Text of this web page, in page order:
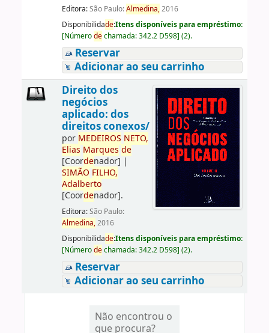
Editora:São Paulo:Almedina,2016
Disponibilidade:Itens disponíveis para empréstimo:
[Númerodechamada:342.2 D598] (2).
Reservar
Adicionar ao seu carrinho
Direito dos
negócios
aplicado: dos
direitos conexos/
por MEDEIROS NETO,
Elias Marques de
[Coordenador] |
SIMÃO FILHO,
Adalberto
[Coordenador].
Editora:São Paulo:
Almedina,2016
Disponibilidade:Itens disponíveis para empréstimo:
[Númerodechamada:342.2 D598] (2).
Reservar
Adicionar ao seu carrinho
Não encontrou o
que procura?